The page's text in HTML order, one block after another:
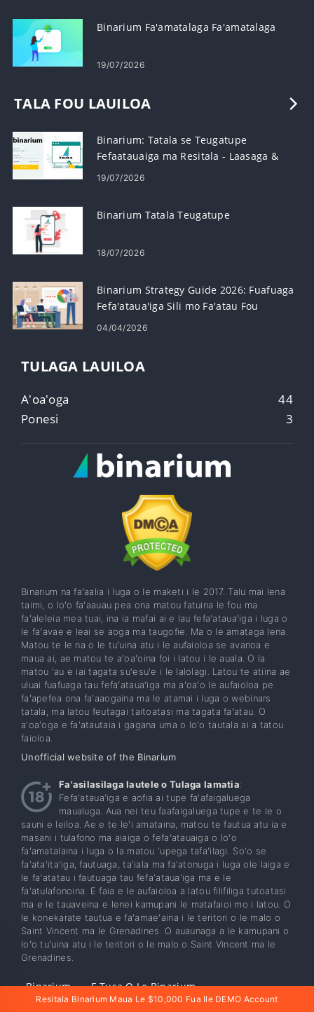
Binarium Fa'amatalaga Fa'amatalaga
19/07/2026
TALA FOU LAUILOA
Binarium: Tatala se Teugatupe
Fefaatauaiga ma Resitala - Laasaga &
Manaoga
19/07/2026
Binarium Tatala Teugatupe
18/07/2026
Binarium Strategy Guide 2026: Fuafuaga
Fefa'ataua'iga Sili mo Fa'atau Fou
04/04/2026
TULAGA LAUILOA
A'oa'oga
44
Ponesi
3
Binarium na faʻaalia i luga o le maketi i le 2017. Talu mai lena
taimi, o loʻo faʻaauau pea ona matou fatuina le fou ma
faʻaleleia mea tuai, ina ia mafai ai e lau fefaʻatauaʻiga i luga o
le faʻavae e leai se aoga ma taugofie. Ma o le amataga lena.
Matou te le na o le tuʻuina atu i le aufaioloa se avanoa e
maua ai, ae matou te aʻoaʻoina foi i latou i le auala. O la
matou 'au e iai tagata su'esu'e i le lalolagi. Latou te atiina ae
uluai fuafuaga tau fefaʻatauaʻiga ma aʻoaʻo le aufaioloa pe
faʻapefea ona faʻaaogaina ma le atamai i luga o webinars
tatala, ma latou feutagai taitoatasi ma tagata faʻatau. O
a'oa'oga e fa'atautaia i gagana uma o lo'o tautala ai a tatou
faioloa.
Unofficial website of the Binarium
Fa'asilasilaga lautele o Tulaga lamatia:
Fefa'ataua'iga e aofia ai tupe fa'afaigaluega
maualuga. Aua nei teu faafaigaluega tupe e te le o
sauni e leiloa. Ae e te leʻi amataina, matou te fautua atu ia e
masani i tulafono ma aiaiga o fefaʻatauaiga o loʻo
faʻamatalaina i luga o la matou 'upega tafaʻilagi. So'o se
fa'ata'ita'iga, fautuaga, ta'iala ma fa'atonuga i luga ole laiga e
le fa'atatau i fautuaga tau fefa'ataua'iga ma e le
fa'atulafonoina. E faia e le aufaioloa a latou filifiliga tutoatasi
ma e le tauaveina e lenei kamupani le matafaioi mo i latou. O
le konekarate tautua e faʻamaeʻaina i le teritori o le malo o
Saint Vincent ma le Grenadines. O auaunaga a le kamupani o
loʻo tuʻuina atu i le teritori o le malo o Saint Vincent ma le
Grenadines.
Binarium
E Tusa O Le Binarium
Resitala Binarium Maua Le $10,000 Fua Ile DEMO Account